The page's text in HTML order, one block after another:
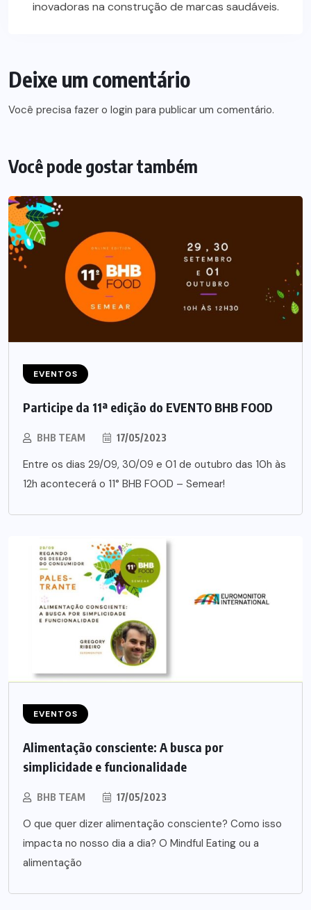
inovadoras na construção de marcas saudáveis.
Deixe um comentário
Você precisa fazer o login para publicar um comentário.
Você pode gostar também
EVENTOS
Participe da 11ª edição do EVENTO BHB FOOD
BHB TEAM 17/05/2023
Entre os dias 29/09, 30/09 e 01 de outubro das 10h às
12h acontecerá o 11° BHB FOOD – Semear!
EVENTOS
Alimentação consciente: A busca por
simplicidade e funcionalidade
BHB TEAM 17/05/2023
O que quer dizer alimentação consciente? Como isso
impacta no nosso dia a dia? O Mindful Eating ou a
alimentação